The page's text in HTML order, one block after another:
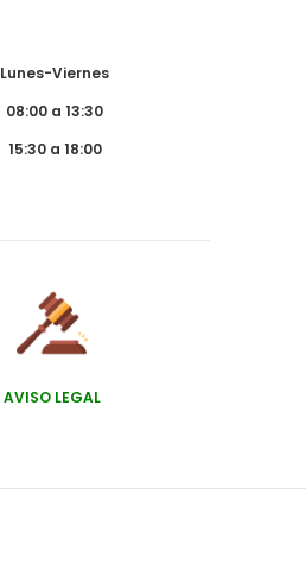
Lunes-Viernes
08:00 a 13:30
15:30 a 18:00
AVISO LEGAL